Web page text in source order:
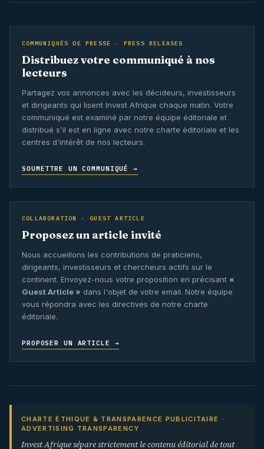
COMMUNIQUÉS DE PRESSE · PRESS RELEASES
Distribuez votre communiqué à nos
lecteurs
Partagez vos annonces avec les décideurs, investisseurs
et dirigeants qui lisent Invest Afrique chaque matin. Votre
communiqué est examiné par notre équipe éditoriale et
distribué s'il est en ligne avec notre charte éditoriale et les
centres d'intérêt de nos lecteurs.
SOUMETTRE UN COMMUNIQUÉ →
COLLABORATION · GUEST ARTICLE
Proposez un article invité
Nous accueillons les contributions de praticiens,
dirigeants, investisseurs et chercheurs actifs sur le
continent. Envoyez-nous votre proposition en précisant «
Guest Article » dans l'objet de votre email. Notre équipe
vous répondra avec les directives de notre charte
éditoriale.
PROPOSER UN ARTICLE →
CHARTE ÉTHIQUE & TRANSPARENCE PUBLICITAIRE ·
ADVERTISING TRANSPARENCY
Invest Afrique sépare strictement le contenu éditorial de tout